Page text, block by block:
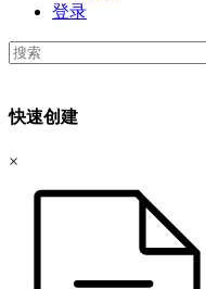
登录
快速创建
×